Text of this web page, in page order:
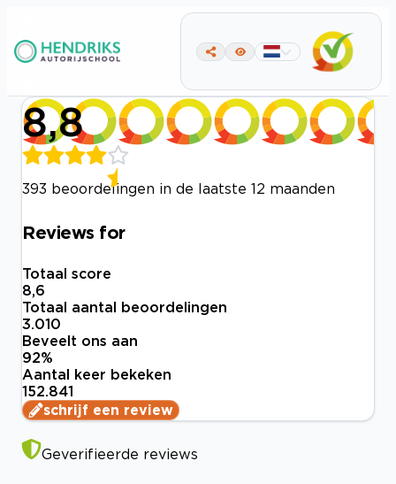
8,8
393 beoordelingen in de laatste 12 maanden
Reviews for
Totaal score
8,6
Totaal aantal beoordelingen
3.010
Beveelt ons aan
92%
Aantal keer bekeken
152.841
schrijf een review
Geverifieerde reviews